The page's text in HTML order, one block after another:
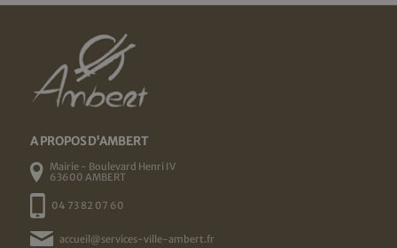
A PROPOS D'AMBERT
Mairie - Boulevard Henri IV
63600 AMBERT
04 73 82 07 60
accueil@services-ville-ambert.fr